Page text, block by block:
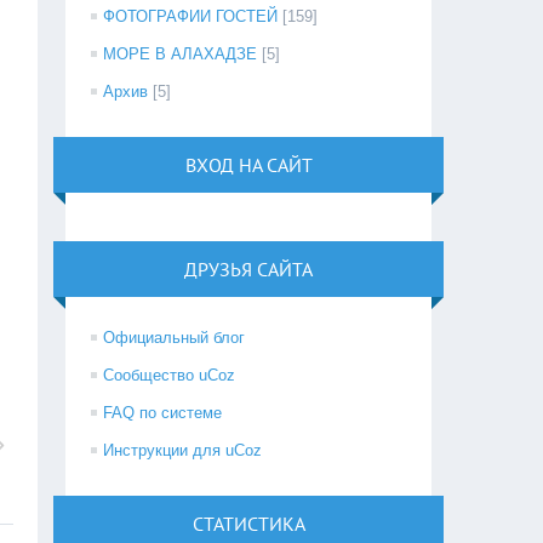
ФОТОГРАФИИ ГОСТЕЙ [159]
МОРЕ В АЛАХАДЗЕ [5]
Архив [5]
ВХОД НА САЙТ
ДРУЗЬЯ САЙТА
Официальный блог
Сообщество uCoz
FAQ по системе
Инструкции для uCoz
СТАТИСТИКА